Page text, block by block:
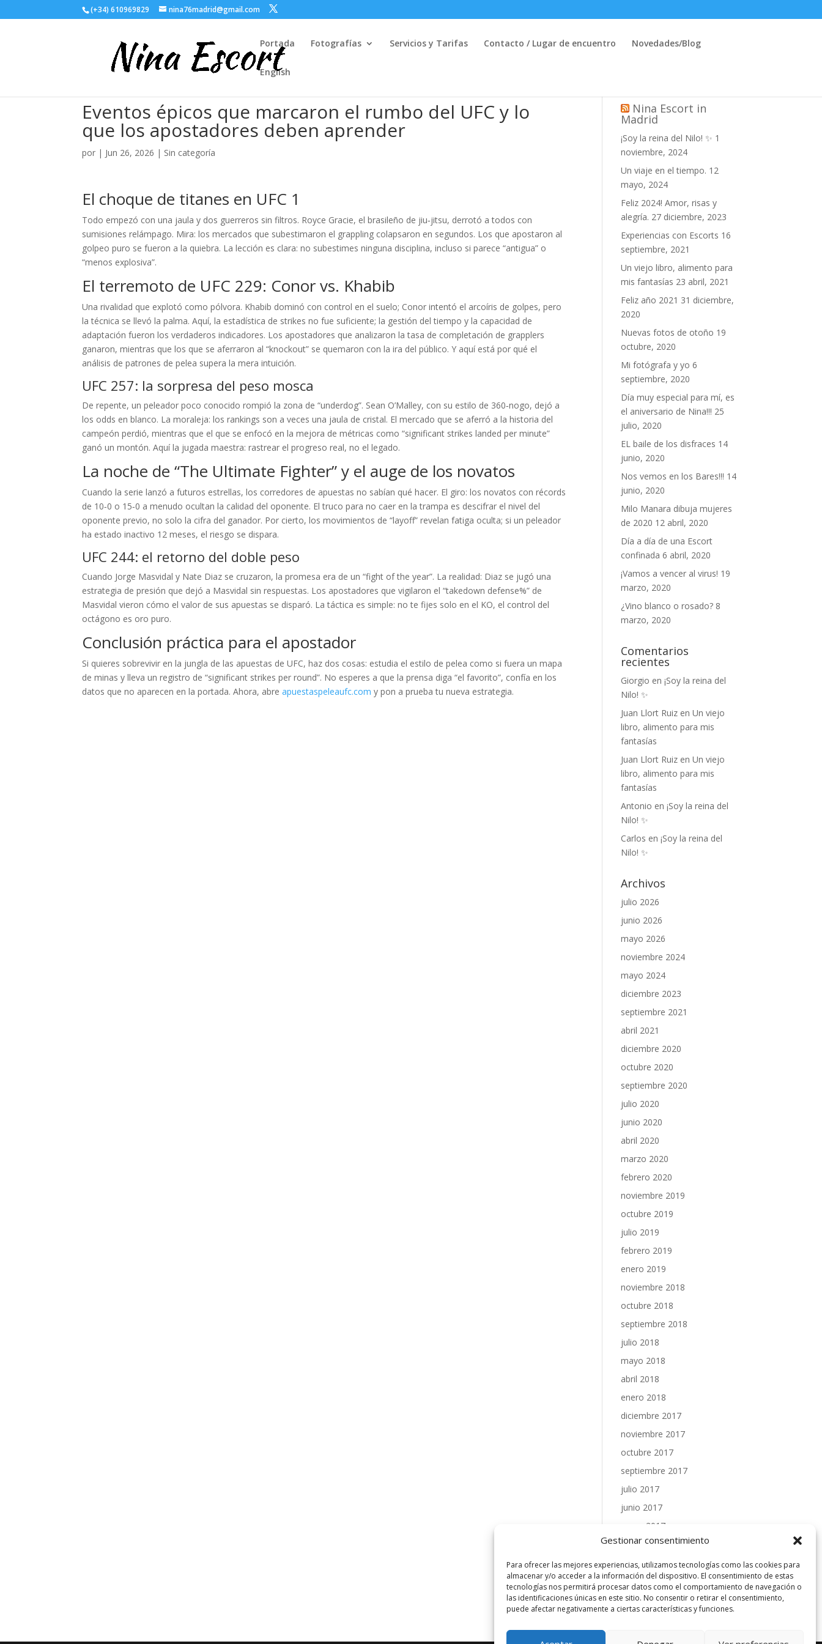
Gestionar consentimiento
Para ofrecer las mejores experiencias, utilizamos tecnologías como las cookies para
almacenar y/o acceder a la información del dispositivo. El consentimiento de estas
tecnologías nos permitirá procesar datos como el comportamiento de navegación o
las identificaciones únicas en este sitio. No consentir o retirar el consentimiento,
puede afectar negativamente a ciertas características y funciones.
(+34) 610969829 nina76madrid@gmail.com
Portada Fotografías Servicios y Tarifas Contacto / Lugar de encuentro Novedades/Blog
English
Eventos épicos que marcaron el rumbo del UFC y lo
que los apostadores deben aprender
por | Jun 26, 2026 | Sin categoría
El choque de titanes en UFC 1
Todo empezó con una jaula y dos guerreros sin filtros. Royce Gracie, el brasileño de jiu‑jitsu, derrotó a todos con
sumisiones relámpago. Mira: los mercados que subestimaron el grappling colapsaron en segundos. Los que apostaron al
golpeo puro se fueron a la quiebra. La lección es clara: no subestimes ninguna disciplina, incluso si parece “antigua” o
“menos explosiva”.
El terremoto de UFC 229: Conor vs. Khabib
Una rivalidad que explotó como pólvora. Khabib dominó con control en el suelo; Conor intentó el arcoíris de golpes, pero
la técnica se llevó la palma. Aquí, la estadística de strikes no fue suficiente; la gestión del tiempo y la capacidad de
adaptación fueron los verdaderos indicadores. Los apostadores que analizaron la tasa de completación de grapplers
ganaron, mientras que los que se aferraron al “knockout” se quemaron con la ira del público. Y aquí está por qué el
análisis de patrones de pelea supera la mera intuición.
UFC 257: la sorpresa del peso mosca
De repente, un peleador poco conocido rompió la zona de “underdog”. Sean O’Malley, con su estilo de 360‑nogo, dejó a
los odds en blanco. La moraleja: los rankings son a veces una jaula de cristal. El mercado que se aferró a la historia del
campeón perdió, mientras que el que se enfocó en la mejora de métricas como “significant strikes landed per minute”
ganó un montón. Aquí la jugada maestra: rastrear el progreso real, no el legado.
La noche de “The Ultimate Fighter” y el auge de los novatos
Cuando la serie lanzó a futuros estrellas, los corredores de apuestas no sabían qué hacer. El giro: los novatos con récords
de 10‑0 o 15‑0 a menudo ocultan la calidad del oponente. El truco para no caer en la trampa es descifrar el nivel del
oponente previo, no solo la cifra del ganador. Por cierto, los movimientos de “layoff” revelan fatiga oculta; si un peleador
ha estado inactivo 12 meses, el riesgo se dispara.
UFC 244: el retorno del doble peso
Cuando Jorge Masvidal y Nate Diaz se cruzaron, la promesa era de un “fight of the year”. La realidad: Diaz se jugó una
estrategia de presión que dejó a Masvidal sin respuestas. Los apostadores que vigilaron el “takedown defense%” de
Masvidal vieron cómo el valor de sus apuestas se disparó. La táctica es simple: no te fijes solo en el KO, el control del
octágono es oro puro.
Conclusión práctica para el apostador
Si quieres sobrevivir en la jungla de las apuestas de UFC, haz dos cosas: estudia el estilo de pelea como si fuera un mapa
de minas y lleva un registro de “significant strikes per round”. No esperes a que la prensa diga “el favorito”, confía en los
datos que no aparecen en la portada. Ahora, abreapuestaspeleaufc.com y pon a prueba tu nueva estrategia.
Nina Escort in
Madrid
¡Soy la reina del Nilo! ✨ 1
noviembre, 2024
Un viaje en el tiempo. 12
mayo, 2024
Feliz 2024! Amor, risas y
alegría. 27 diciembre, 2023
Experiencias con Escorts 16
septiembre, 2021
Un viejo libro, alimento para
mis fantasías 23 abril, 2021
Feliz año 2021 31 diciembre,
2020
Nuevas fotos de otoño 19
octubre, 2020
Mi fotógrafa y yo 6
septiembre, 2020
Día muy especial para mí, es
el aniversario de Nina!!! 25
julio, 2020
EL baile de los disfraces 14
junio, 2020
Nos vemos en los Bares!!! 14
junio, 2020
Milo Manara dibuja mujeres
de 2020 12 abril, 2020
Día a día de una Escort
confinada 6 abril, 2020
¡Vamos a vencer al virus! 19
marzo, 2020
¿Vino blanco o rosado? 8
marzo, 2020
Comentarios
recientes
Giorgio en¡Soy la reina del
Nilo! ✨
Juan Llort Ruiz enUn viejo
libro, alimento para mis
fantasías
Juan Llort Ruiz enUn viejo
libro, alimento para mis
fantasías
Antonio en¡Soy la reina del
Nilo! ✨
Carlos en¡Soy la reina del
Nilo! ✨
Archivos
julio 2026
junio 2026
mayo 2026
noviembre 2024
mayo 2024
diciembre 2023
septiembre 2021
abril 2021
diciembre 2020
octubre 2020
septiembre 2020
julio 2020
junio 2020
abril 2020
marzo 2020
febrero 2020
noviembre 2019
octubre 2019
julio 2019
febrero 2019
enero 2019
noviembre 2018
octubre 2018
septiembre 2018
julio 2018
mayo 2018
abril 2018
enero 2018
diciembre 2017
noviembre 2017
octubre 2017
septiembre 2017
julio 2017
junio 2017
mayo 2017
abril 2017
marzo 2017
febrero 2017
enero 2017